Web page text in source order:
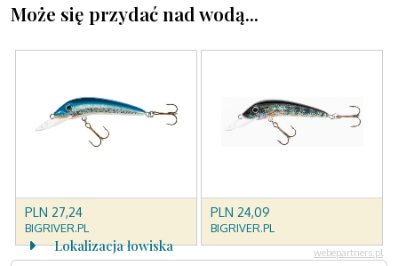
Może się przydać nad wodą...
Lokalizacja łowiska